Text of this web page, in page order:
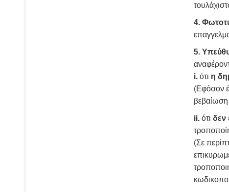
4.
5.
i.ότι η
(Εφόσον
βεβαίωση
ii.ότι δεν
(Σε